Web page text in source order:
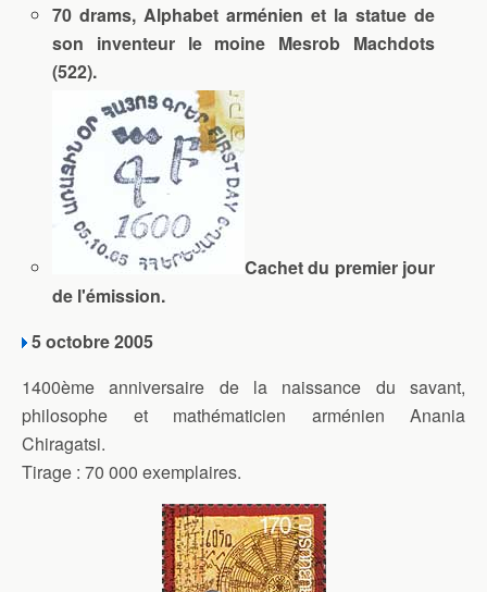
70 drams, Alphabet arménien et la statue de
son inventeur le moine Mesrob Machdots
(522).
Cachet du premier jour
de l'émission.
5 octobre 2005
1400ème anniversaire de la naissance du savant,
philosophe et mathématicien arménien Anania
Chiragatsi.
Tirage : 70 000 exemplaires.